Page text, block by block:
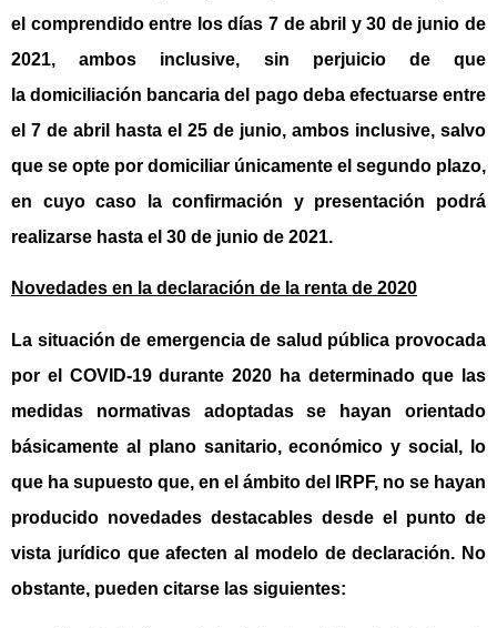
el comprendido entre los días 7 de abril y 30 de junio de
2021, ambos inclusive, sin perjuicio de que
ladomiciliación bancaria del pagodeba efectuarse entre
el 7 de abril hasta el 25 de junio, ambos inclusive, salvo
que se opte por domiciliar únicamente el segundo plazo,
en cuyo caso la confirmación y presentación podrá
realizarse hasta el 30 de junio de 2021.
Novedades en la declaración de la renta de 2020
La situación de emergencia de salud pública provocada
por el COVID-19 durante 2020 ha determinado que las
medidas normativas adoptadas se hayan orientado
básicamente al plano sanitario, económico y social, lo
que ha supuesto que, en el ámbito del IRPF, no se hayan
producido novedades destacables desde el punto de
vista jurídico que afecten al modelo de declaración. No
obstante, pueden citarse las siguientes: